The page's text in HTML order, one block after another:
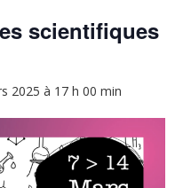
scientifiques
2025 à 17 h 00 min